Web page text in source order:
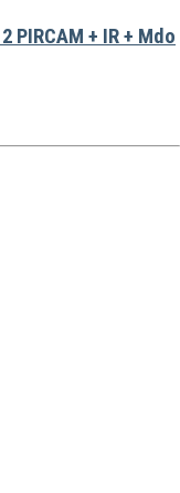
PIRCAM + IR + Mdo